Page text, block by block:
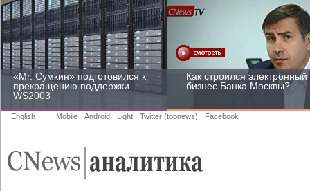
«Mr. Сумкин» подготовился к
прекращению поддержки
WS2003
Как строился электронный
бизнес Банка Москвы?
English Mobile Android Light Twitter (topnews) Facebook